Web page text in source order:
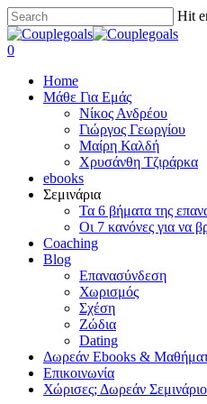
Skip
to
main
Hit
Close
Search
search
0
Home
Μάθε Για Εμάς
Νίκος Ανδρέου
Γιώργος Γεωργίου
Μαίρη Καλδή
Χρυσάνθη Τζιράρκα
ebooks
Σεμινάρια
Τα 6 βήματα της
Οι 7 κανόνες για να
Coaching
Blog
Επανασύνδεση
Χωρισμός
Σχέση
Ζώδια
Dating
Δωρεάν Ebooks &
Επικοινωνία
Χώρισες; Δωρεάν Σεμινάριο